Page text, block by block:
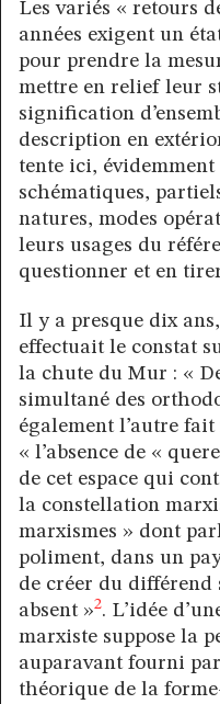
Les variés « retours
années exigent un
pour prendre la
mettre en relief leur
signification
description en
tente ici, évidemment
schématiques,
natures, modes
leurs usages du
questionner et en
Il y a presque dix
effectuait le constat
la chute du Mur : «
simultané des
également l’autre fait
« l’absence de «
de cet espace qui
la constellation
marxismes » dont
poliment, dans un
de créer du différend
absent »2. L’idée
marxiste suppose la
auparavant fourni
théorique de la